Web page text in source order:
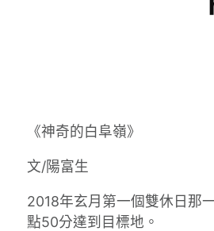
《神奇的白阜嶺》
文/陽富生
2018年玄月第一個雙休日那
點50分達到目標地。